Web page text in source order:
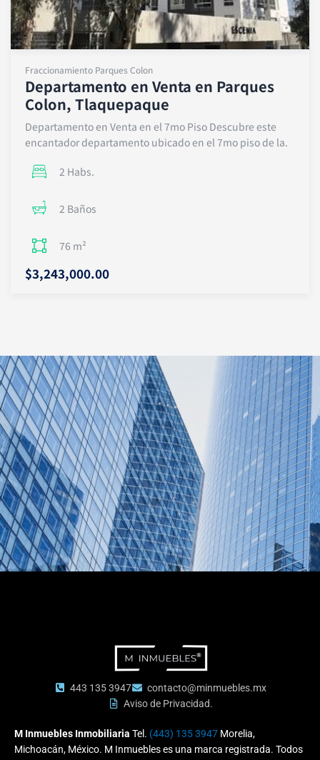
Fraccionamiento Parques Colon
Departamento en Venta en Parques
Colon, Tlaquepaque
Departamento en Venta en el 7mo Piso Descubre este
encantador departamento ubicado en el 7mo piso de la.
2 Habs.
2 Baños
76 m²
$3,243,000.00
443 135 3947
contacto@minmuebles.mx
Aviso de Privacidad.
M Inmuebles Inmobiliaria Tel. (443) 135 3947 Morelia,
Michoacán, México. M Inmuebles es una marca registrada. Todos